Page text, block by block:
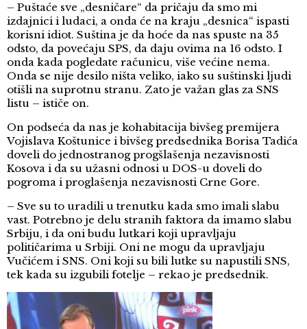
– Puštaće sve „desničare“ da pričaju da smo mi
izdajnici i ludaci, a onda će na kraju „desnica“ ispasti
korisni idiot. Suština je da hoće da nas spuste na 35
odsto, da povećaju SPS, da daju ovima na 16 odsto. I
onda kada pogledate računicu, više većine nema.
Onda se nije desilo ništa veliko, iako su suštinski ljudi
otišli na suprotnu stranu. Zato je važan glas za SNS
listu – ističe on.
On podseća da nas je kohabitacija bivšeg premijera
Vojislava Koštunice i bivšeg predsednika Borisa Tadića
doveli do jednostranog progšlašenja nezavisnosti
Kosova i da su užasni odnosi u DOS-u doveli do
pogroma i proglašenja nezavisnosti Crne Gore.
– Sve su to uradili u trenutku kada smo imali slabu
vast. Potrebno je delu stranih faktora da imamo slabu
Srbiju, i da oni budu lutkari koji upravljaju
političarima u Srbiji. Oni ne mogu da upravljaju
Vučićem i SNS. Oni koji su bili lutke su napustili SNS,
tek kada su izgubili fotelje – rekao je predsednik.